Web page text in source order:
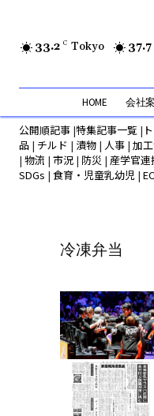
33.2 C Tokyo 37.7
HOME 会社
公開順記事 |特集記事一覧 |
品 | チルド | 漬物 | 人事 | 加
| 物流 | 市況 | 防災 | 産学官連
SDGs | 食育・児童乳幼児 |
冷凍弁当